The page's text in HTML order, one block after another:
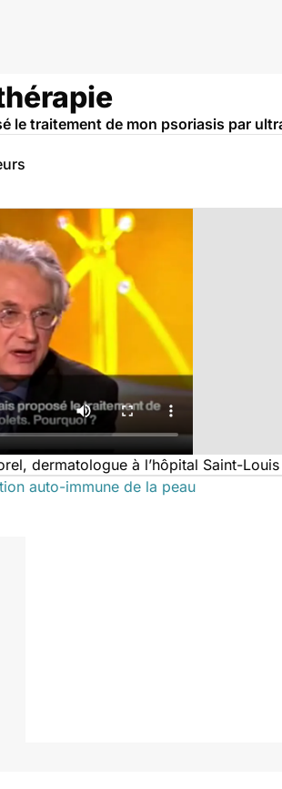
le traitement de mon psoriasis par
dermatologue à l’hôpital Saint-
auto-immune de la peau